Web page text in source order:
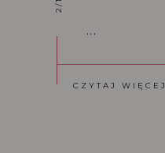
...
CZYTAJ WIĘCEJ